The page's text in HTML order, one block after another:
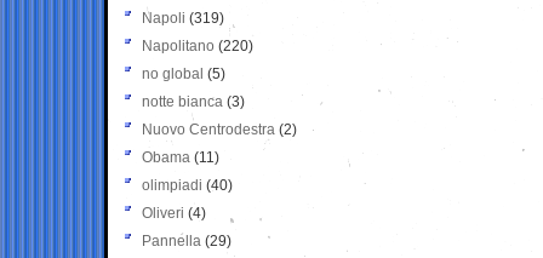
Napoli (319)
Napolitano (220)
no global (5)
notte bianca (3)
Nuovo Centrodestra (2)
Obama (11)
olimpiadi (40)
Oliveri (4)
Pannella (29)